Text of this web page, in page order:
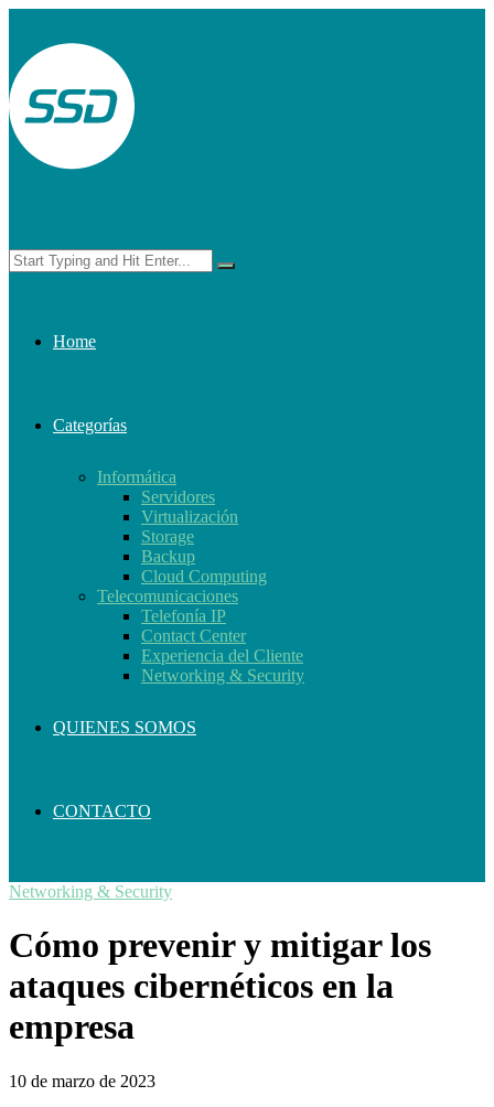
Home
Categorías
Informática
Servidores
Virtualización
Storage
Backup
Cloud Computing
Telecomunicaciones
Telefonía IP
Contact Center
Experiencia del Cliente
Networking & Security
QUIENES SOMOS
CONTACTO
Networking & Security
Cómo prevenir y mitigar los
ataques cibernéticos en la
empresa
10 de marzo de 2023